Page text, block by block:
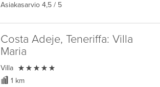
Asiakasarvio 4,5 / 5
Costa Adeje, Teneriffa: Villa
Maria
Villa 
1 km